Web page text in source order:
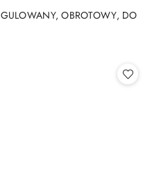
OBROTOWY, DO